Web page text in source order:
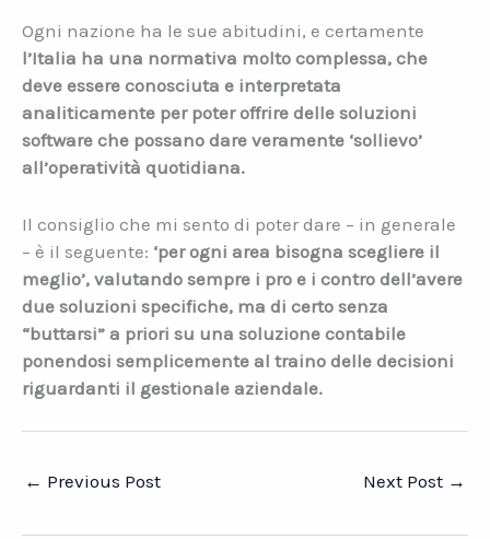
Ogni nazione ha le sue abitudini, e certamente
l’Italia ha una normativa molto complessa, che
deve essere conosciuta e interpretata
analiticamente per poter offrire delle soluzioni
software che possano dare veramente ‘sollievo’
all’operatività quotidiana.
Il consiglio che mi sento di poter dare – in generale
– è il seguente: ‘per ogni area bisogna scegliere il
meglio’, valutando sempre i pro e i contro dell’avere
due soluzioni specifiche, ma di certo senza
“buttarsi” a priori su una soluzione contabile
ponendosi semplicemente al traino delle decisioni
riguardanti il gestionale aziendale.
← Previous Post Next Post →